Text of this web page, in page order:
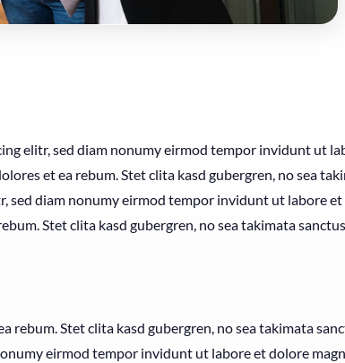
elitr, sed diam nonumy eirmod tempor invidunt ut
et ea rebum. Stet clita kasd gubergren, no sea
sed diam nonumy eirmod tempor invidunt ut labore
Stet clita kasd gubergren, no sea takimata
rebum. Stet clita kasd gubergren, no sea takimata
eirmod tempor invidunt ut labore et dolore